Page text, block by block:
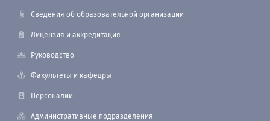
Сведения об образовательной организации
Лицензия и аккредитация
Руководство
Факультеты и кафедры
Персоналии
Административные подразделения